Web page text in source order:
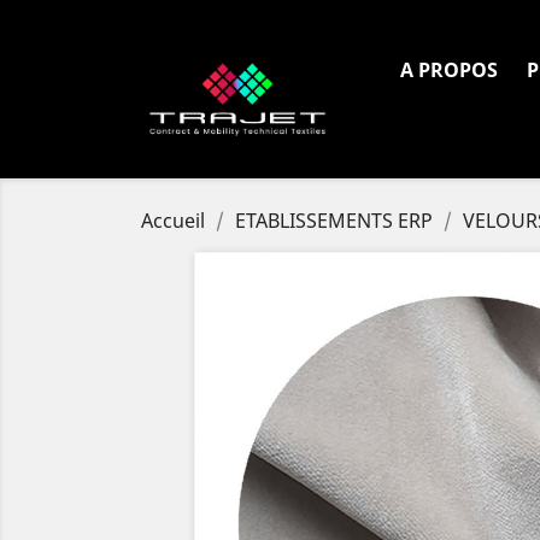
A PROPOS
Accueil ETABLISSEMENTS ERP